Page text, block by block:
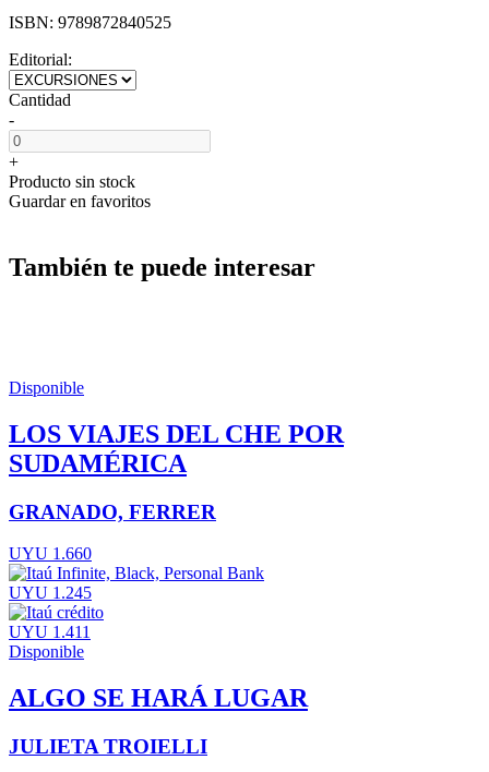
ISBN: 9789872840525
Editorial:
Cantidad
-
+
Producto sin stock
Guardar en favoritos
También te puede interesar
Disponible
LOS VIAJES DEL CHE POR
SUDAMÉRICA
GRANADO, FERRER
UYU 1.660
UYU 1.245
UYU 1.411
Disponible
ALGO SE HARÁ LUGAR
JULIETA TROIELLI